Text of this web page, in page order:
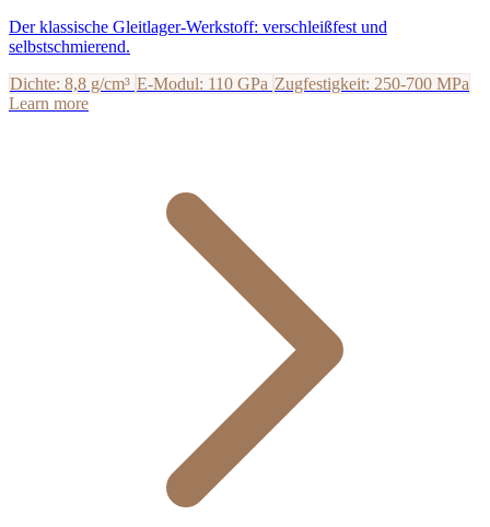
Der klassische Gleitlager-Werkstoff: verschleißfest und
selbstschmierend.
Dichte: 8,8 g/cm³ E-Modul: 110 GPa Zugfestigkeit: 250-700 MPa
Learn more